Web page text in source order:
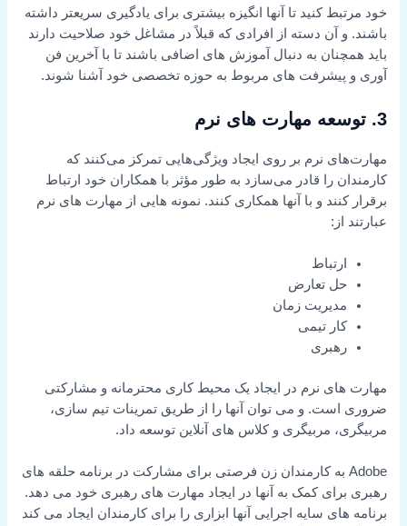
خود مرتبط کنید تا آنها انگیزه بیشتری برای یادگیری سریعتر داشته
باشند. و آن دسته از افرادی که قبلاً در مشاغل خود صلاحیت دارند
باید همچنان به دنبال آموزش های اضافی باشند تا با آخرین فن
آوری و پیشرفت های مربوط به حوزه تخصصی خود آشنا شوند.
3. توسعه مهارت های نرم
مهارت‌های نرم بر روی ایجاد ویژگی‌هایی تمرکز می‌کنند که
کارمندان را قادر می‌سازد به طور مؤثر با همکاران خود ارتباط
برقرار کنند و با آنها همکاری کنند. نمونه هایی از مهارت های نرم
عبارتند از:
ارتباط
حل تعارض
مدیریت زمان
کار تیمی
رهبری
مهارت های نرم در ایجاد یک محیط کاری محترمانه و مشارکتی
ضروری است. و می توان آنها را از طریق تمرینات تیم سازی،
مربیگری، مربیگری و کلاس های آنلاین توسعه داد.
Adobe به کارمندان زن فرصتی برای مشارکت در برنامه حلقه های
رهبری برای کمک به آنها در ایجاد مهارت های رهبری خود می دهد.
برنامه های سایه اجرایی آنها ابزاری را برای کارمندان ایجاد می کند